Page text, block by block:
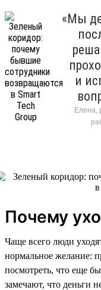
«Мы
и
Елена,
Почему
Чаще всего люди
нормальное желание:
посмотреть, что еще
замечают, что деньги